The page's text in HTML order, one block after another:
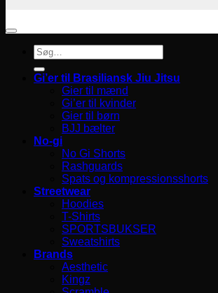
Søg
efter:
Gi’er til Brasiliansk Jiu Jitsu
Gier til mænd
Gi’er til kvinder
Gier til børn
BJJ bælter
No-gi
No Gi Shorts
Rashguards
Spats og kompressionsshorts
Streetwear
Hoodies
T-Shirts
SPORTSBUKSER
Sweatshirts
Brands
Aesthetic
Kingz